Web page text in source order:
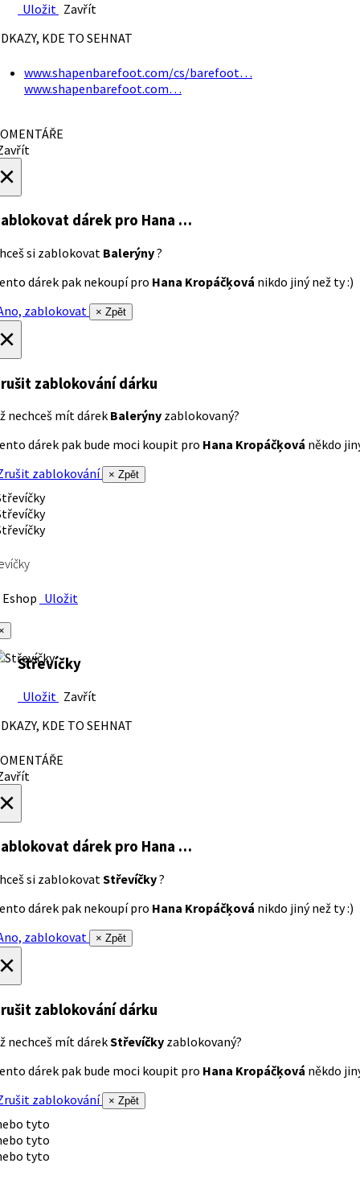
Uložit Zavřít
KDE TO SEHNAT
www.shapenbarefoot.com/cs/barefoot…
www.shapenbarefoot.com…
dárek pro Hana …
si zablokovat Balerýny?
dárek pak nekoupí pro Hana Kropáčķová nikdo jiný než ty :)
zablokovat
× Zpět
zablokování dárku
nechceš mít dárek Balerýny zablokovaný?
dárek pak bude moci koupit pro Hana Kropáčķová někdo
zablokování
× Zpět
Uložit
Střevíčky
Uložit Zavřít
KDE TO SEHNAT
dárek pro Hana …
si zablokovat Střevíčky?
dárek pak nekoupí pro Hana Kropáčķová nikdo jiný než ty :)
zablokovat
× Zpět
zablokování dárku
nechceš mít dárekStřevíčky zablokovaný?
dárek pak bude moci koupit pro Hana Kropáčķová někdo
zablokování
× Zpět